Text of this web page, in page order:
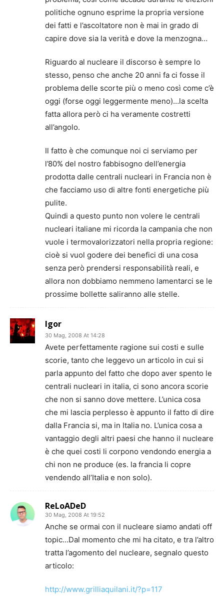
politiche ognuno esprime la propria versione
dei fatti e l’ascoltatore non è mai in grado di
capire dove sia la verità e dove la menzogna…
Riguardo al nucleare il discorso è sempre lo
stesso, penso che anche 20 anni fa ci fosse il
problema delle scorte più o meno così come c’è
oggi (forse oggi leggermente meno)…la scelta
fatta allora però ci ha veramente costretti
all’angolo.
Il fatto è che comunque noi ci serviamo per
l’80% del nostro fabbisogno dell’energia
prodotta dalle centrali nucleari in Francia non è
che facciamo uso di altre fonti energetiche più
pulite.
Quindi a questo punto non volere le centrali
nucleari italiane mi ricorda la campania che non
vuole i termovalorizzatori nella propria regione:
cioè si vuol godere dei benefici di una cosa
senza però prendersi responsabilità reali, e
allora non dobbiamo nemmeno lamentarci se le
prossime bollette saliranno alle stelle.
Igor
30 Mag, 2008 At 14:28
Avete perfettamente ragione sui costi e sulle
scorie, tanto che leggevo un articolo in cui si
parla appunto del fatto che dopo aver spento le
centrali nucleari in italia, ci sono ancora scorie
che non si sanno dove mettere. L’unica cosa
che mi lascia perplesso è appunto il fatto di dire
dalla Francia si, ma in Italia no. L’unica cosa a
vantaggio degli altri paesi che hanno il nucleare
è che quei costi li corpono vendondo energia a
chi non ne produce (es. la francia li copre
vendendo all’Italia e non solo).
ReLoADeD
30 Mag, 2008 At 19:52
Anche se ormai con il nucleare siamo andati off
topic…Dal momento che mi ha citato, e tra l’altro
tratta l’agomento del nucleare, segnalo questo
articolo:
http://www.grilliaquilani.it/?p=117